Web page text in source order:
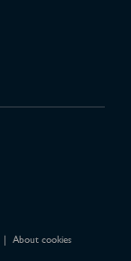
About cookies